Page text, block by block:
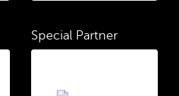
Special Partner